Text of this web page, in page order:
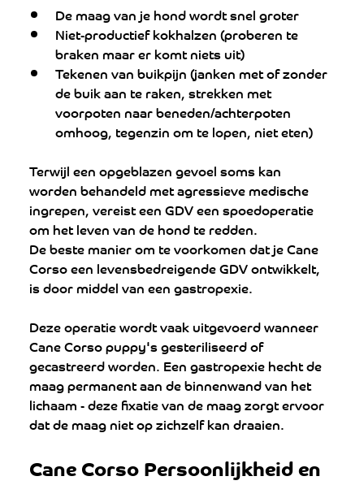
De maag van je hond wordt snel groter
Niet-productief kokhalzen (proberen te
braken maar er komt niets uit)
Tekenen van buikpijn (janken met of zonder
de buik aan te raken, strekken met
voorpoten naar beneden/achterpoten
omhoog, tegenzin om te lopen, niet eten)
Terwijl een opgeblazen gevoel soms kan
worden behandeld met agressieve medische
ingrepen, vereist een GDV een spoedoperatie
om het leven van de hond te redden.
De beste manier om te voorkomen dat je Cane
Corso een levensbedreigende GDV ontwikkelt,
is door middel van een gastropexie.
Deze operatie wordt vaak uitgevoerd wanneer
Cane Corso puppy's gesteriliseerd of
gecastreerd worden. Een gastropexie hecht de
maag permanent aan de binnenwand van het
lichaam - deze fixatie van de maag zorgt ervoor
dat de maag niet op zichzelf kan draaien.
Cane Corso Persoonlijkheid en